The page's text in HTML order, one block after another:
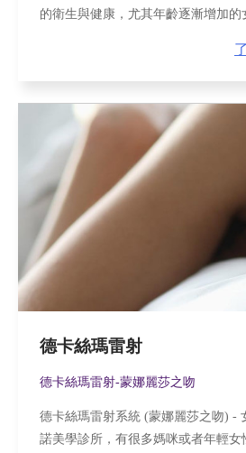
的衛生與健康，尤其年齡逐漸增加的
「德卡絲瑪雷射(蒙娜麗莎之吻)」，
康又重拾彈性。
德卡絲瑪雷射
德卡絲瑪雷射-蒙娜麗莎之吻
德卡絲瑪雷射系統 (蒙娜麗莎之吻) -
諾美學診所，有很多媽咪或者年輕女